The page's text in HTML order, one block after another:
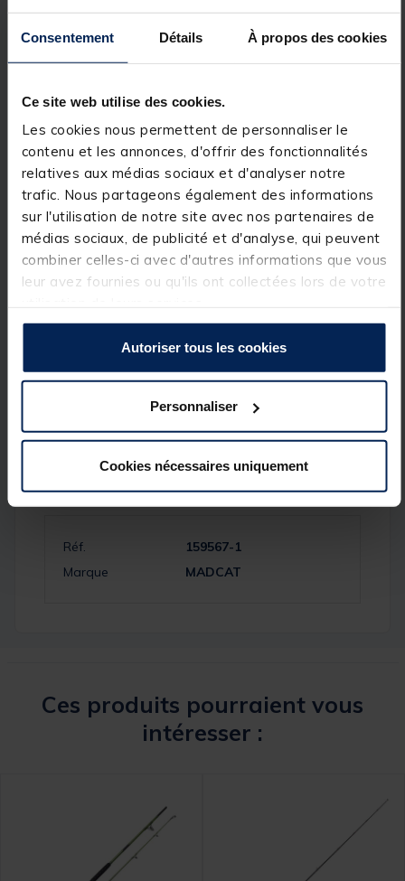
Consentement Détails À propos des cookies
Ce site web utilise des cookies.
Les cookies nous permettent de personnaliser le
contenu et les annonces, d'offrir des fonctionnalités
relatives aux médias sociaux et d'analyser notre
trafic. Nous partageons également des informations
sur l'utilisation de notre site avec nos partenaires de
médias sociaux, de publicité et d'analyse, qui peuvent
combiner celles-ci avec d'autres informations que vous
leur avez fournies ou qu'ils ont collectées lors de votre
Autoriser tous les cookies
Personnaliser
Cookies nécessaires uniquement
notamment parce que les anneaux SeaGuide n’ont
pas d’intérieur en céramique qui pourrait se briser en
cas de pression extrême. Ces cannes incroyablement
puissantes sont idéales pour les pêcheurs qui
à longue distance, par exemple avec des bouées.
Lorsque vos sorties de pêche sont difficiles, vous
avez besoin d’une canne capable de résister à
toutes les épreuves : la voici. Pourvue d’un porte-
moulinet original Fuji DPS en taille 20.
Caractéristiques :
• Nouvelle cosmétique élégante
• Conçue pour plus de puissance au combat
• Parfaite pour la pêche à longue distance
• Anneaux SeaGuide
• Porte-moulinet original Fuji DPS
Spécifications
Réf.
159567-1
Marque
MADCAT
Ces produits pourraient vous
intéresser :